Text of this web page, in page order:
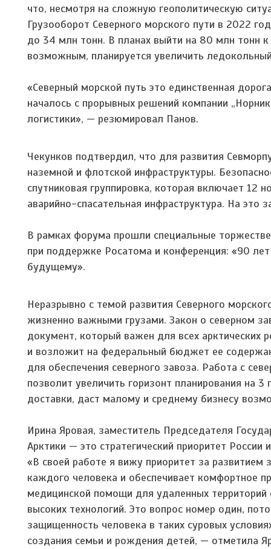
что, несмотря на сложную геополитическую
Грузооборот Северного морского пути в 2022
до 34 млн тонн. В планах выйти на 80 млн тонн
возможным, планируется увеличить
«Северный морской путь это единственная
началось с прорывных решений компании
логистики», — резюмировал Панов.
Чекунков подтвердил, что для развития
наземной и флотской инфраструктуры.
спутниковая группировка, которая включает 12
аварийно-спасательная инфраструктура. На
В рамках форума прошли специальные
при поддержке Росатома и конференция: «90
будущему».
Неразрывно с темой развития Северного
жизненно важными грузами. Закон о северном
документ, который важен для всех арктических
и возложит на федеральный бюджет ее
для обеспечения северного завоза. Работа с
позволит увеличить горизонт планирования на
доставки, даст малому и среднему бизнесу
Ирина Яровая, заместитель Председателя
Арктики — это стратегический приоритет России
«В своей работе я вижу приоритет за развитием
каждого человека и обеспечивает комфортное
медицинской помощи для удаленных
высоких технологий. Это вопрос номер один,
защищенность человека в таких суровых
создания семьи и рождения детей, — отметила